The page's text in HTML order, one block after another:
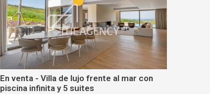
En venta - Villa de lujo frente al mar con
piscina infinita y 5 suites